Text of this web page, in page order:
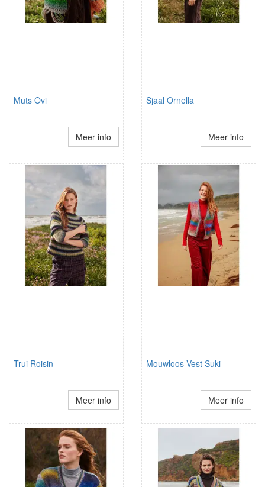
Muts Ovi
Meer info
Sjaal Ornella
Meer info
Trui Roisin
Meer info
Mouwloos Vest Suki
Meer info